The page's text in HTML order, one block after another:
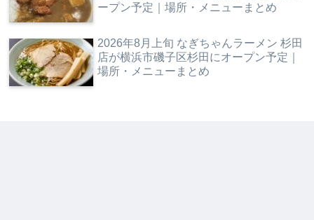
ープン予定｜場所・メニューまとめ
2026年8月上旬 なぎちゃんラーメン 杉田
店が横浜市磯子区杉田にオープン予定｜
場所・メニューまとめ